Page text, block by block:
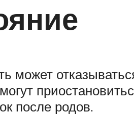
может
после родов.